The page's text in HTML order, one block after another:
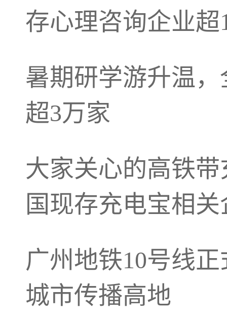
存心理咨询企业超
暑期研学游升温
超3万家
大家关心的高铁
国现存充电宝相
广州地铁10号线
城市传播高地